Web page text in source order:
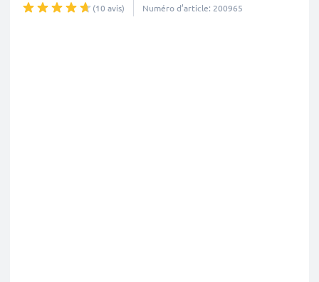
(10 avis) Numéro d’article: 200965